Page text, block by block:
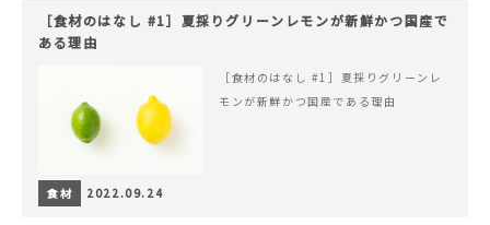
［食材のはなし #1］夏採りグリーンレモンが新鮮かつ国産で
ある理由
［食材のはなし #1］夏採りグリーンレ
モンが新鮮かつ国産である理由
食材 2022.09.24